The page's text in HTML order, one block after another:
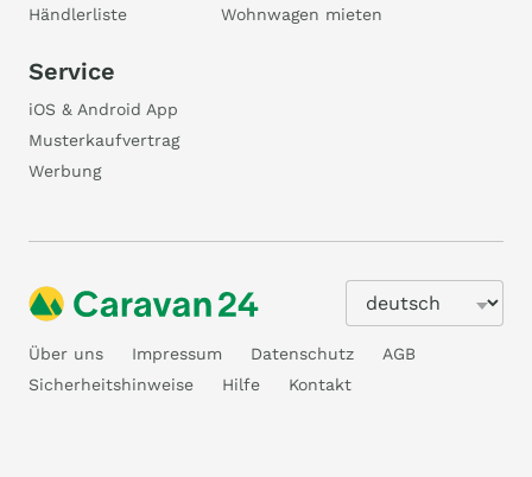
Händlerliste
Wohnwagen mieten
Service
iOS & Android App
Musterkaufvertrag
Werbung
Über uns Impressum Datenschutz
AGB
Sicherheitshinweise
Hilfe Kontakt